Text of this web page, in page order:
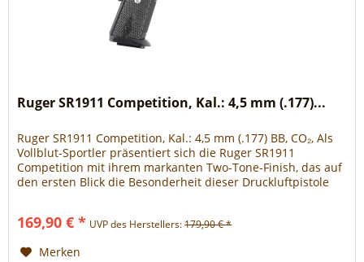
Ruger SR1911 Competition, Kal.: 4,5 mm (.177)...
Ruger SR1911 Competition, Kal.: 4,5 mm (.177) BB, CO₂, Als
Vollblut-Sportler präsentiert sich die Ruger SR1911
Competition mit ihrem markanten Two-Tone-Finish, das auf
den ersten Blick die Besonderheit dieser Druckluftpistole
169,90 € * UVP des Herstellers:179,90 € *
Merken